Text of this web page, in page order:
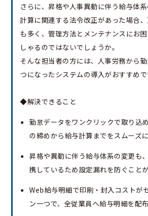
さらに、昇格や人事異動に伴う給与体
計算に関連する法令改正があった場合
も多く、管理方法とメンテナンスにお
しゃるのではないでしょうか。
そんな担当者の方には、人事労務から
つになったシステムの導入がおすすめで
◆解決できること
勤怠データをワンクリックで取り込
の締めから給与計算までをスムーズ
昇格や異動に伴う給与体系の変更も
携しているため設定漏れを防ぐこと
Web給与明細で印刷・封入コストが
ン一つで、全従業員へ給与明細を配